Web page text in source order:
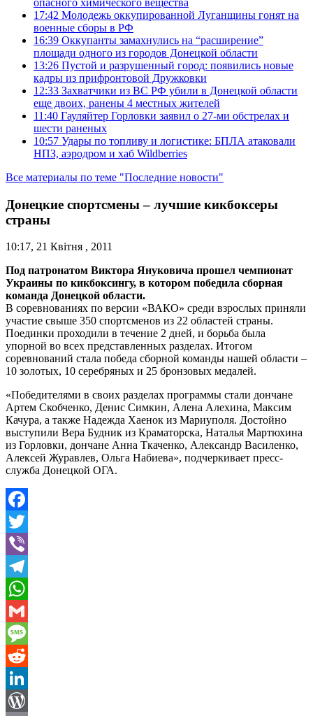
17:42 Молодежь оккупированной Луганщины гонят на
военные сборы в РФ
16:39 Оккупанты замахнулись на “расширение”
площади одного из городов Донецкой области
13:26 Пустой и разрушенный город: появились новые
кадры из прифронтовой Дружковки
12:33 Захватчики из ВС РФ убили в Донецкой области
еще двоих, ранены 4 местных жителей
11:40 Гауляйтер Горловки заявил о 27-ми обстрелах и
шести раненых
10:57 Удары по топливу и логистике: БПЛА атаковали
НПЗ, аэродром и хаб Wildberries
Все материалы по теме "Последние новости"
Донецкие спортсмены – лучшие кикбоксеры
страны
10:17, 21 Квітня , 2011
Под патронатом Виктора Януковича прошел чемпионат
Украины по кикбоксингу, в котором победила сборная
команда Донецкой области.
В соревнованиях по версии «ВАКО» среди взрослых приняли
участие свыше 350 спортсменов из 22 областей страны.
Поединки проходили в течение 2 дней, и борьба была
упорной во всех представленных разделах. Итогом
соревнований стала победа сборной команды нашей области –
10 золотых, 10 серебряных и 25 бронзовых медалей.
«Победителями в своих разделах программы стали дончане
Артем Скобченко, Денис Симкин, Алена Алехина, Максим
Качура, а также Надежда Хаенок из Мариуполя. Достойно
выступили Вера Будник из Краматорска, Наталья Мартюхина
из Горловки, дончане Анна Ткаченко, Александр Василенко,
Алексей Журавлев, Ольга Набиева», подчеркивает пресс-
служба Донецкой ОГА.
Facebook
Twitter
Viber
Telegram
WhatsApp
Gmail
Message
Reddit
LinkedIn